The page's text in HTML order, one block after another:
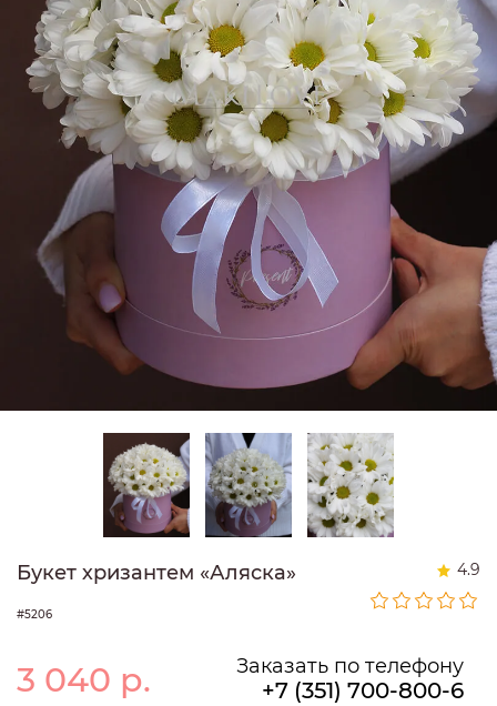
Букет хризантем «Аляска» 4.9
#5206
3 040 р. Заказать по телефону
+7 (351) 700-800-6